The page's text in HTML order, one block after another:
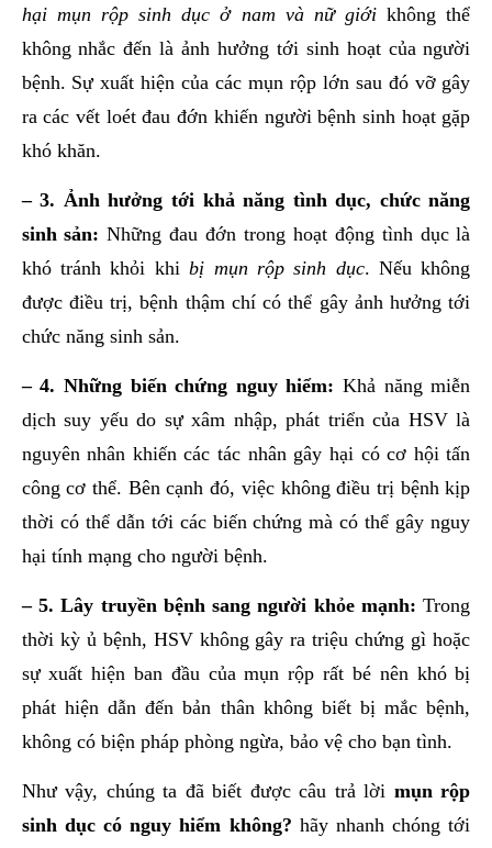
hại mụn rộp sinh dục ở nam và nữ giới không thể
không nhắc đến là ảnh hưởng tới sinh hoạt của người
bệnh. Sự xuất hiện của các mụn rộp lớn sau đó vỡ gây
ra các vết loét đau đớn khiến người bệnh sinh hoạt gặp
khó khăn.
– 3. Ảnh hưởng tới khả năng tình dục, chức năng
sinh sản: Những đau đớn trong hoạt động tình dục là
khó tránh khỏi khibị mụn rộp sinh dục. Nếu không
được điều trị, bệnh thậm chí có thể gây ảnh hưởng tới
chức năng sinh sản.
– 4. Những biến chứng nguy hiểm: Khả năng miễn
dịch suy yếu do sự xâm nhập, phát triển của HSV là
nguyên nhân khiến các tác nhân gây hại có cơ hội tấn
công cơ thể. Bên cạnh đó, việc không điều trị bệnh kịp
thời có thể dẫn tới các biến chứng mà có thể gây nguy
hại tính mạng cho người bệnh.
– 5. Lây truyền bệnh sang người khỏe mạnh: Trong
thời kỳ ủ bệnh, HSV không gây ra triệu chứng gì hoặc
sự xuất hiện ban đầu của mụn rộp rất bé nên khó bị
phát hiện dẫn đến bản thân không biết bị mắc bệnh,
không có biện pháp phòng ngừa, bảo vệ cho bạn tình.
Như vậy, chúng ta đã biết được câu trả lời mụn rộp
sinh dục có nguy hiểm không? hãy nhanh chóng tới